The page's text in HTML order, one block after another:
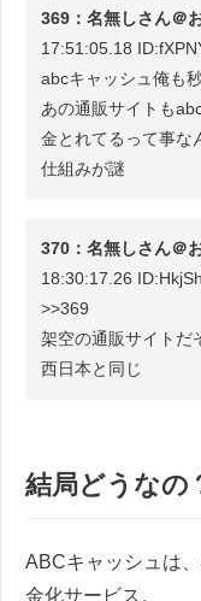
369：名無しさん＠
17:51:05.18
abcキャッシュ俺も
あの通販サイトも
金とれてるって事な
仕組みが謎
370：名無しさん＠
18:30:17.26
>>369
架空の通販サイトだ
西日本と同じ
結局どうなの
ABCキャッシュは
金化サービス。